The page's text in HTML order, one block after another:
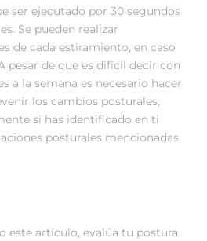
ser ejecutado por 30 segundos
Se pueden realizar
de cada estiramiento, en caso
pesar de que es difícil decir con
a la semana es necesario hacer
los cambios posturales,
si has identificado en ti
posturales mencionadas
este artículo, evalúa tu postura